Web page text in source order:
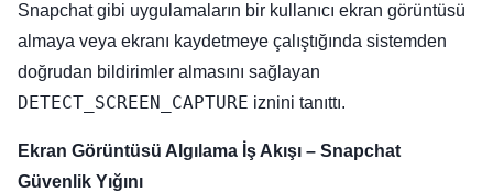
Snapchat gibi uygulamaların bir kullanıcı ekran görüntüsü
almaya veya ekranı kaydetmeye çalıştığında sistemden
doğrudan bildirimler almasını sağlayan
DETECT_SCREEN_CAPTURE iznini tanıttı.
Ekran Görüntüsü Algılama İş Akışı – Snapchat
Güvenlik Yığını